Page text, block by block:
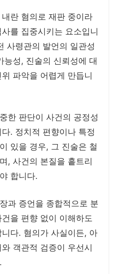
란 혐의로 재판 중이라
를 집중시키는 요소입니
사령관의 발언의 일관성
능성, 진술의 신뢰성에 대
파악을 어렵게 만듭니
한 판단이 사건의 공정성
. 정치적 편향이나 특정
있을 경우, 그 진술은 철
, 사건의 본질을 흩트리
합니다.
과 증언을 종합적으로 분
을 편향 없이 이해하도
다. 혐의가 사실이든, 아
객관적 검증이 우선시